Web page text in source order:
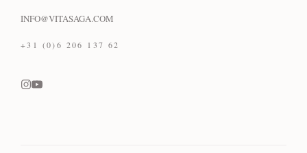
INFO@VITASAGA.COM
+31 (0)6 206 137 62